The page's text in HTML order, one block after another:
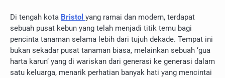
Di tengah kota Bristol yang ramai dan modern, terdapat
sebuah pusat kebun yang telah menjadi titik temu bagi
pencinta tanaman selama lebih dari tujuh dekade. Tempat ini
bukan sekadar pusat tanaman biasa, melainkan sebuah ‘gua
harta karun’ yang di wariskan dari generasi ke generasi dalam
satu keluarga, menarik perhatian banyak hati yang mencintai